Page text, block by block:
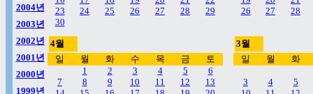
2004년
2003년
2002년
2001년
2000년
1999년
23
24 25 26 27 28
29
30
26
27 28
4월
3월
일
월 화 수 목 금
토
1
2 3 4 5
6
7
8 9 10 11 12
13
일 월 화
3 4
5